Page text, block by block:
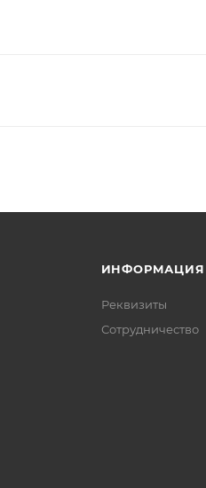
ИНФОРМАЦИЯ
Реквизиты
Сотрудничество